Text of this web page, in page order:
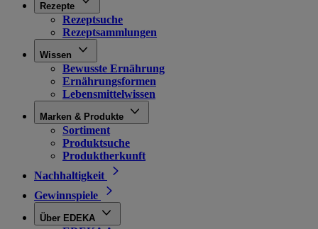
Rezepte
Rezeptsuche
Rezeptsammlungen
Wissen
Bewusste Ernährung
Ernährungsformen
Lebensmittelwissen
Marken & Produkte
Sortiment
Produktsuche
Produktherkunft
Nachhaltigkeit
Gewinnspiele
Über EDEKA